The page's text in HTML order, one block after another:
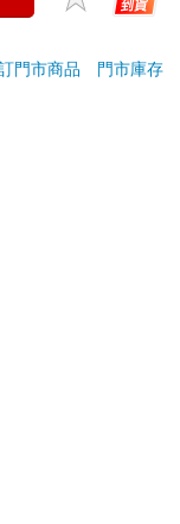
！
為全新狀態**
門市商品
門市庫存